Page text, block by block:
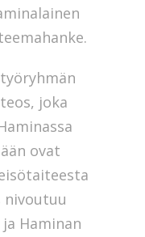
joka
ovat
nivoutuu
Haminan